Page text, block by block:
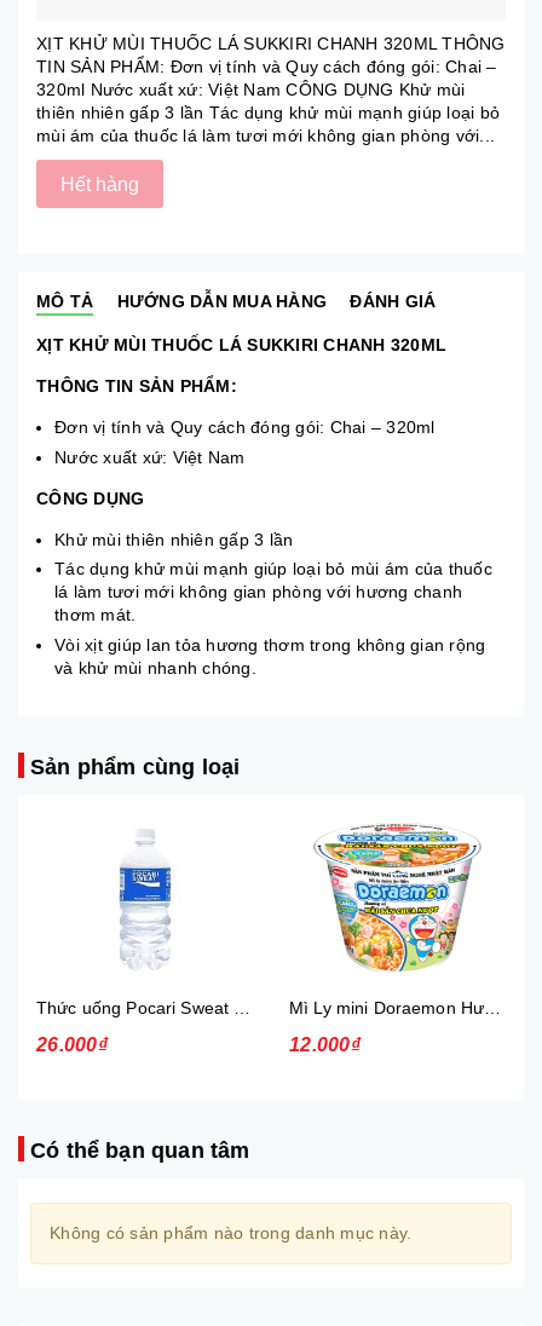
XỊT KHỬ MÙI THUỐC LÁ SUKKIRI CHANH 320ML THÔNG
TIN SẢN PHẨM: Đơn vị tính và Quy cách đóng gói: Chai –
320ml Nước xuất xứ: Việt Nam CÔNG DỤNG Khử mùi
thiên nhiên gấp 3 lần Tác dụng khử mùi mạnh giúp loại bỏ
mùi ám của thuốc lá làm tươi mới không gian phòng với...
Hết hàng
MÔ TẢ HƯỚNG DẪN MUA HÀNG ĐÁNH GIÁ
XỊT KHỬ MÙI THUỐC LÁ SUKKIRI CHANH 320ML
THÔNG TIN SẢN PHẨM:
Đơn vị tính và Quy cách đóng gói: Chai – 320ml
Nước xuất xứ: Việt Nam
CÔNG DỤNG
Khử mùi thiên nhiên gấp 3 lần
Tác dụng khử mùi mạnh giúp loại bỏ mùi ám của thuốc
lá làm tươi mới không gian phòng với hương chanh
thơm mát.
Vòi xịt giúp lan tỏa hương thơm trong không gian rộng
và khử mùi nhanh chóng.
Sản phẩm cùng loại
Thức uống Pocari Sweat 15x900 ml
26.000₫
Mì Ly mini Doraemon Hương Vị Hải Sản Chua Ngọt
12.000₫
Có thể bạn quan tâm
Không có sản phẩm nào trong danh mục này.